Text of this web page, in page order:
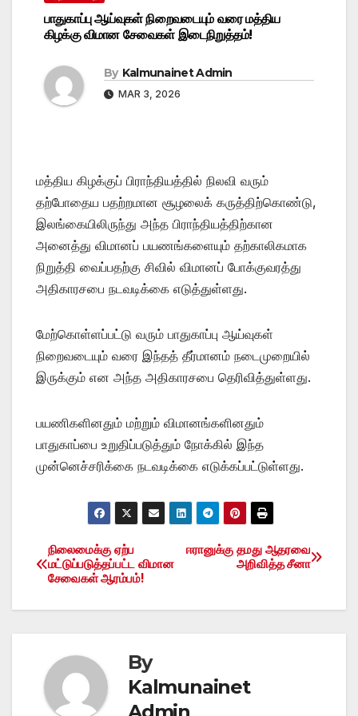
பாதுகாப்பு ஆய்வுகள் நிறைவடையும் வரை மத்திய
கிழக்கு விமான சேவைகள் இடைநிறுத்தம்!
By Kalmunainet Admin
MAR 3, 2026
மத்திய கிழக்குப் பிராந்தியத்தில் நிலவி வரும்
தற்போதைய பதற்றமான சூழலைக் கருத்திற்கொண்டு,
இலங்கையிலிருந்து அந்த பிராந்தியத்திற்கான
அனைத்து விமானப் பயணங்களையும் தற்காலிகமாக
நிறுத்தி வைப்பதற்கு சிவில் விமானப் போக்குவரத்து
அதிகாரசபை நடவடிக்கை எடுத்துள்ளது.
மேற்கொள்ளப்பட்டு வரும் பாதுகாப்பு ஆய்வுகள்
நிறைவடையும் வரை இந்தத் தீர்மானம் நடைமுறையில்
இருக்கும் என அந்த அதிகாரசபை தெரிவித்துள்ளது.
பயணிகளினதும் மற்றும் விமானங்களினதும்
பாதுகாப்பை உறுதிப்படுத்தும் நோக்கில் இந்த
முன்னெச்சரிக்கை நடவடிக்கை எடுக்கப்பட்டுள்ளது.
Post
navigation
ஈரானுக்கு தமது ஆதரவை
அறிவித்த சீனா
நிலைமைக்கு ஏற்ப
மட்டுப்படுத்தப்பட்ட விமான
சேவைகள் ஆரம்பம்!
By
Kalmunainet